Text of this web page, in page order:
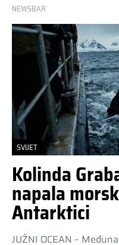
NEWSBAR
SVIJET
Kolinda
napala
Antarktici
JUŽNI OCEAN –